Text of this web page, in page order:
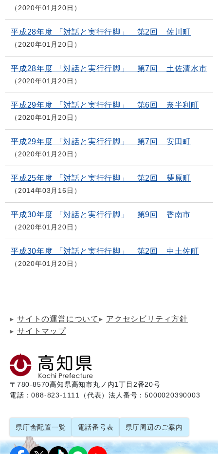
2020年01月20日
平成28年度 「対話と実行行脚」 第2回 佐川町
2020年01月20日
平成28年度 「対話と実行行脚」 第7回 土佐清水市
2020年01月20日
平成29年度 「対話と実行行脚」 第6回 奈半利町
2020年01月20日
平成29年度 「対話と実行行脚」 第7回 安田町
2020年01月20日
平成25年度 「対話と実行行脚」 第2回 梼原町
2014年03月16日
平成30年度 「対話と実行行脚」 第9回 香南市
2020年01月20日
平成30年度 「対話と実行行脚」 第2回 中土佐町
2020年01月20日
サイトの運営について
アクセシビリティ方針
サイトマップ
〒780-8570高知県高知市丸ノ内1丁目2番20号
電話：088-823-1111（代表）法人番号：5000020390003
県庁舎配置一覧 電話番号表 県庁周辺のご案内